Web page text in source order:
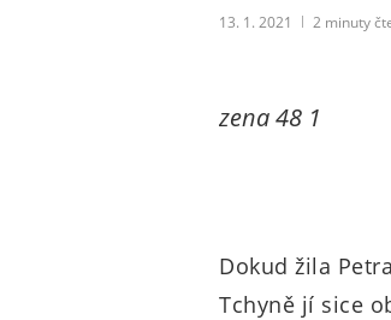
13. 1. 2021 2 minuty
zena 48 1
Dokud žila
Tchyně jí sice